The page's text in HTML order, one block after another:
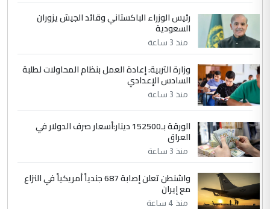
بين الإهمال واغتصاب الأرض.. بلاد
الرافدين تعاني الجفاف والتصحر!!
رئيس الوزراء الباكستاني وقائد الجيش يزوران
السعودية
منذ 3 ساعة
وزارة التربية: إعادة العمل بنظام المحاولات لطلبة
السادس الإعدادي
منذ 3 ساعة
الورقة بـ152500 دينار:أسعار صرف الدولار في
العراق
منذ 3 ساعة
واشنطن تعلن إصابة 687 جندياً أمريكياً في النزاع
مع إيران
منذ 4 ساعة